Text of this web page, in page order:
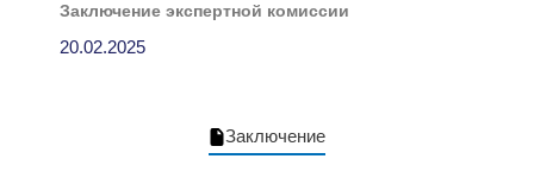
Заключение экспертной комиссии
20.02.2025
Заключение